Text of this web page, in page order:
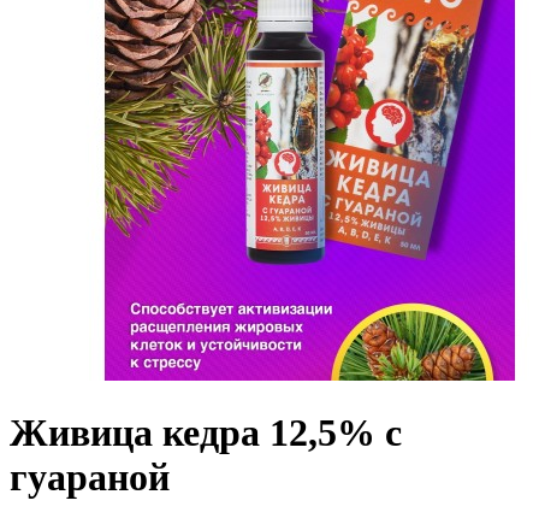
Живица кедра 12,5% с
гуараной